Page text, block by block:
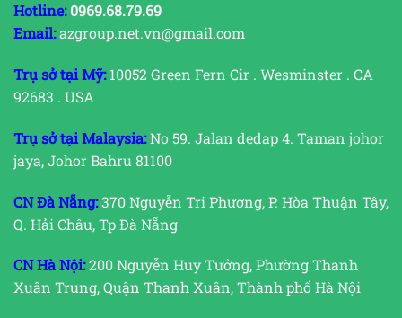
Hotline: 0969.68.79.69
Email:azgroup.net.vn@gmail.com
Trụ sở tại Mỹ:10052 Green Fern Cir . Wesminster . CA
92683 . USA
Trụ sở tại Malaysia:No 59. Jalan dedap 4. Taman johor
jaya, Johor Bahru 81100
CN Đà Nẵng:370 Nguyễn Tri Phương, P. Hòa Thuận Tây,
Q. Hải Châu, Tp Đà Nẵng
CN Hà Nội:200 Nguyễn Huy Tưởng, Phường Thanh
Xuân Trung, Quận Thanh Xuân, Thành phố Hà Nội